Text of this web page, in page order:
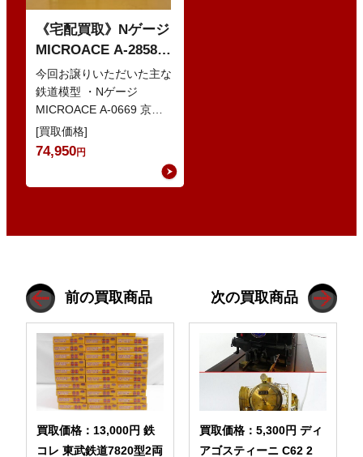
《宅配買取》Nゲージ
MICROACE A-2858
京阪8000系 新塗装 な
どの鉄道模型
今回お譲りいただいた主な
鉄道模型 ・Nゲージ
MICROACE A-0669 京阪
8030系 ・Nゲージ
GREENMAX 組立キ…
[買取価格]
74,950円
前の買取商品
買取価格：13,000円 鉄
コレ 東武鉄道7820型2両
次の買取商品
買取価格：5,300円 ディ
アゴスティーニ C62 2